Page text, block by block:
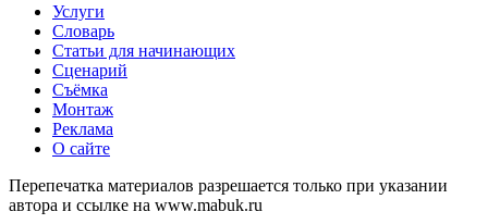
Услуги
Словарь
Статьи для начинающих
Сценарий
Съёмка
Монтаж
Реклама
О сайте
Перепечатка материалов разрешается только при указании
автора и ссылке на www.mabuk.ru